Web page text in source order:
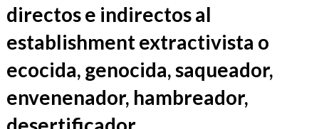
directos e indirectos al
establishment extractivista o
ecocida, genocida, saqueador,
envenenador, hambreador,